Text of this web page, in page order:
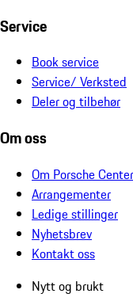
Service
Book service
Service/ Verksted
Deler og tilbehør
Om oss
Om Porsche
Arrangementer
Ledige stillinger
Nyhetsbrev
Kontakt oss
Nytt og brukt